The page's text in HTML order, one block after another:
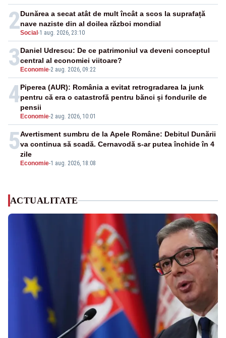
2Social -1 aug. 2026, 23:10
Dunărea a secat atât de mult încât a scos la suprafață
nave naziste din al doilea război mondial
3 Economie-2 aug. 2026, 09:22
Daniel Udrescu: De ce patrimoniul va deveni conceptul
central al economiei viitoare?
4
Economie-2 aug. 2026, 10:01
Piperea (AUR): România a evitat retrogradarea la junk
pentru că era o catastrofă pentru bănci și fondurile de
pensii
5
Economie-1 aug. 2026, 18:08
Avertisment sumbru de la Apele Române: Debitul Dunării
va continua să scadă. Cernavodă s-ar putea închide în 4
zile
ACTUALITATE